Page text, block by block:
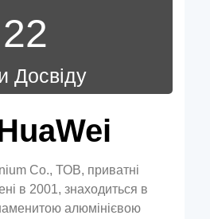
22
Досвіду
Co., ТОВ, приватні
в 2001, знаходиться в
алюмінієвою